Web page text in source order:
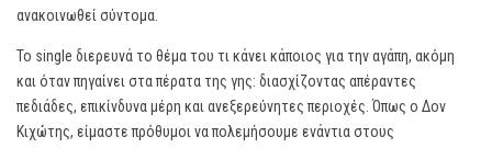
ανακοινωθεί σύντομα.
To single διερευνά το θέμα του τι κάνει κάποιος για την αγάπη, ακόμη
και όταν πηγαίνει στα πέρατα της γης: διασχίζοντας απέραντες
πεδιάδες, επικίνδυνα μέρη και ανεξερεύνητες περιοχές. Όπως ο Δον
Κιχώτης, είμαστε πρόθυμοι να πολεμήσουμε ενάντια στους